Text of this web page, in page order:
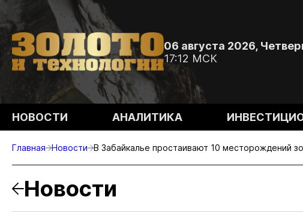
06 августа 2026,
17:12 МСК
НОВОСТИ АНАЛИТИКА
Главная Новости В Забайкалье простаивают 10 месторождений
Новости